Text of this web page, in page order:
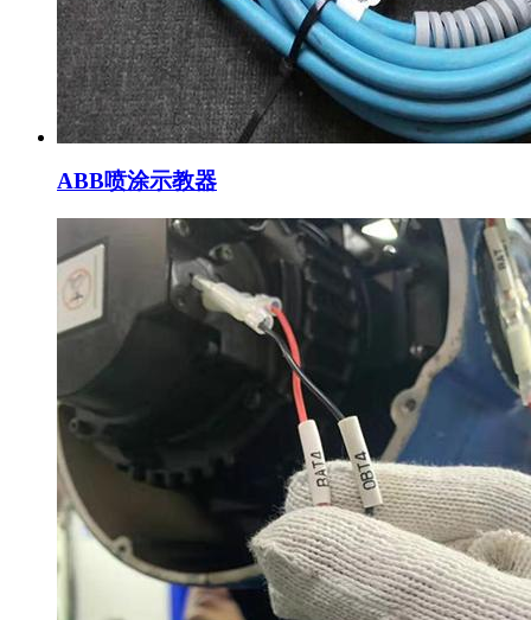
ABB喷涂示教器